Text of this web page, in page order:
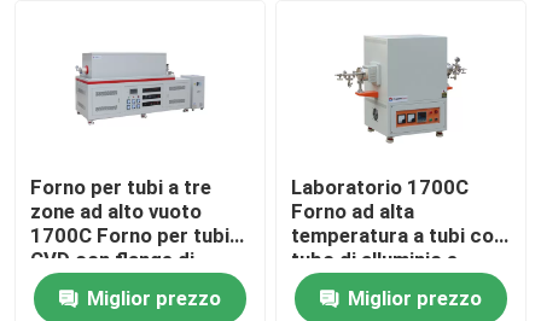
Forno per tubi a tre
zone ad alto vuoto
1700C Forno per tubi
CVD con flange di
raffreddamento ad
acqua Miglior prezzo
Laboratorio 1700C
Forno ad alta
temperatura a tubi con
tubo di alluminio e
flange di sigillamento
Miglior prezzo